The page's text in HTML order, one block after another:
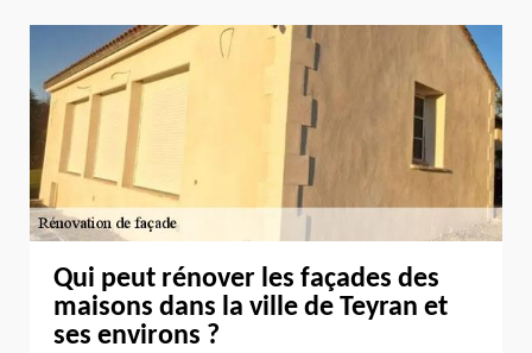
Qui peut rénover les façades des
maisons dans la ville de Teyran et
ses environs ?